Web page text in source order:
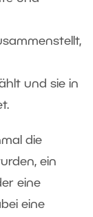
und sie in
die
ein
eine
eine